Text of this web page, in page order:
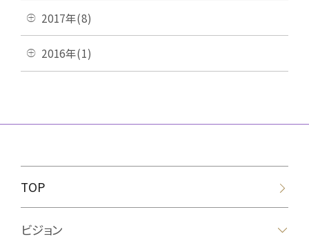
2017年(8)
2016年(1)
TOP
ビジョン